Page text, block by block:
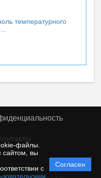
файлы.
сайтом, вы
с
Согласен
температурного